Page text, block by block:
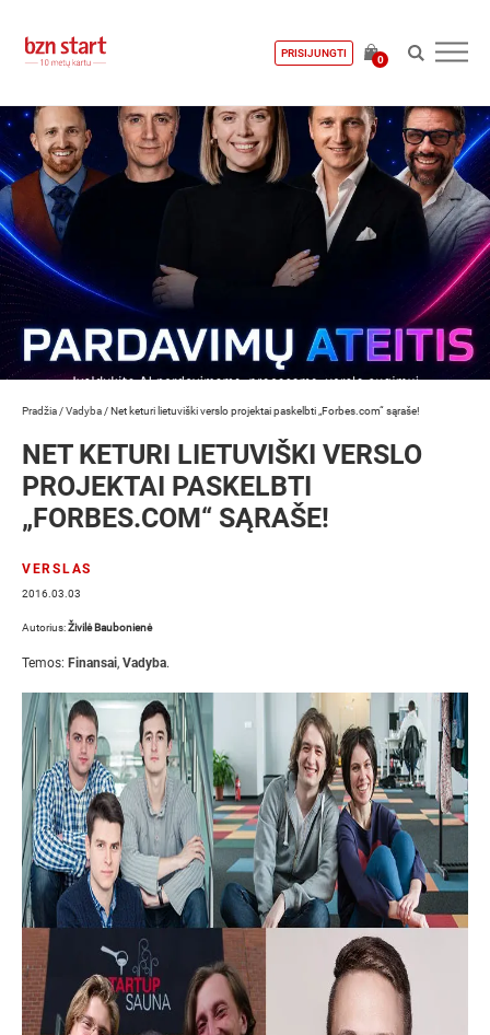
PRISIJUNGTI
0
Pradžia /Vadyba /Net keturi lietuviški verslo projektai paskelbti „Forbes.com“ sąraše!
NET KETURI LIETUVIŠKI VERSLO
PROJEKTAI PASKELBTI
„FORBES.COM“ SĄRAŠE!
VERSLAS
2016.03.03
Autorius:Živilė Baubonienė
Temos: Finansai, Vadyba.